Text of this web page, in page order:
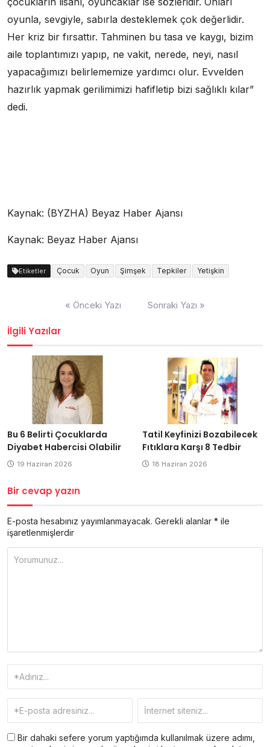
oyunla, sevgiyle, sabırla desteklemek çok değerlidir.
Her kriz bir fırsattır. Tahminen bu tasa ve kaygı, bizim
aile toplantımızı yapıp, ne vakit, nerede, neyi, nasıl
yapacağımızı belirlememize yardımcı olur. Evvelden
hazırlık yapmak gerilimimizi hafifletip bizi sağlıklı kılar”
dedi.
Kaynak: (BYZHA) Beyaz Haber Ajansı
Kaynak: Beyaz Haber Ajansı
Etiketler Çocuk Oyun Şimşek Tepkiler Yetişkin
« Önceki Yazı Sonraki Yazı »
İlgili Yazılar
Bu 6 Belirti Çocuklarda
Diyabet Habercisi Olabilir
19 Haziran 2026
Tatil Keyfinizi Bozabilecek
Fıtıklara Karşı 8 Tedbir
18 Haziran 2026
Bir cevap yazın
E-posta hesabınız yayımlanmayacak. Gerekli alanlar * ile
işaretlenmişlerdir
Bir dahaki sefere yorum yaptığımda kullanılmak üzere adımı,